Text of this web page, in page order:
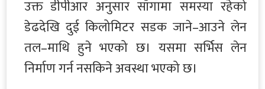
उक्त डीपीआर अनुसार साँगामा समस्या रहेको
डेढदेखि दुई किलोमिटर सडक जाने–आउने लेन
तल–माथि हुने भएको छ। यसमा सर्भिस लेन
निर्माण गर्न नसकिने अवस्था भएको छ।